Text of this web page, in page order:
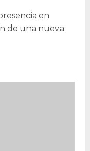
en
de una nueva